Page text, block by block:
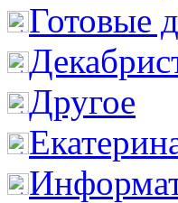
Готовые
Другое